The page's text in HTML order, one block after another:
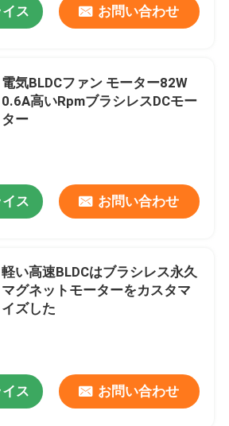
ス お問い合わせ
電気BLDCファン モーター82W
0.6A高いRpmブラシレスDCモー
ター
ス お問い合わせ
軽い高速BLDCはブラシレス永久
マグネットモーターをカスタマ
イズした
ス お問い合わせ